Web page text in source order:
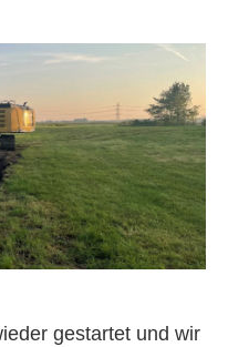
gestartet und wir